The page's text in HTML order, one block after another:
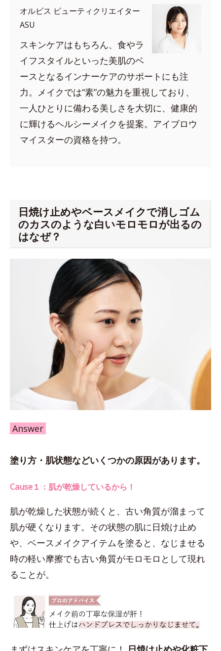
オルビス ビューティクリエイター
ASU
スキンケアはもちろん、食やラ
イフスタイルといった美肌のベ
ースとなるインナーケアのサポートにも注
力。メイクでは“素”の魅力を重視しており、
一人ひとりに備わる美しさを大切に、健康的
に輝けるヘルシーメイクを提案。アイブロウ
マイスターの資格を持つ。
日焼け止めやベースメイクで消しゴム
のカスのような白いモロモロが出るの
はなぜ？
Answer
塗り方・肌状態などいくつかの原因があります。
Cause１：肌が乾燥しているから！
肌が乾燥した状態が続くと、古い角質が溜まって
肌が硬くなります。その状態の肌に日焼け止め
や、ベースメイクアイテムを塗ると、なじませる
時の軽い摩擦でも古い角質がモロモロとして現れ
ることが。